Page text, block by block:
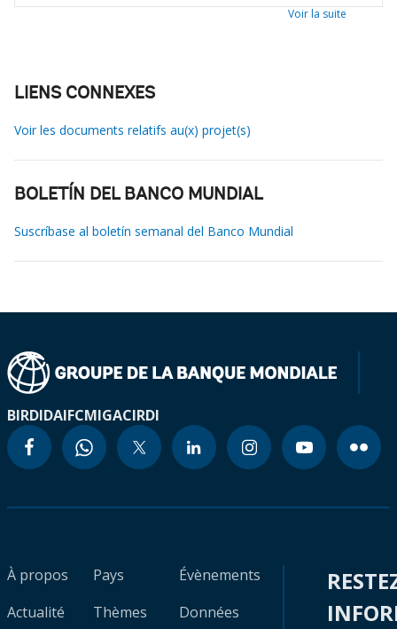
Voir la suite
LIENS CONNEXES
Voir les documents relatifs au(x) projet(s)
BOLETÍN DEL BANCO MUNDIAL
Suscríbase al boletín semanal del Banco Mundial
BIRDIDAIFCMIGACIRDI
À propos
Actualité
Pays
Thèmes
Évènements
Données